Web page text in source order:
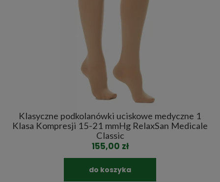
Klasyczne podkolanówki uciskowe medyczne 1
Klasa Kompresji 15-21 mmHg RelaxSan Medicale
Classic
155,00 zł
do koszyka